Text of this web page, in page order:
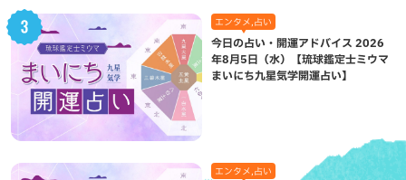
エンタメ,占い
今日の占い・開運アドバイス 2026
年8月5日（水）【琉球鑑定士ミウマ
まいにち九星気学開運占い】
エンタメ,占い